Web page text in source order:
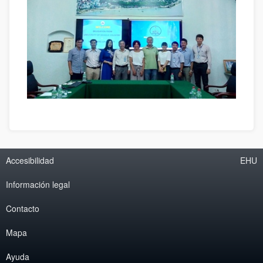
Accesibilidad
Información legal
Contacto
Mapa
Ayuda
EHU